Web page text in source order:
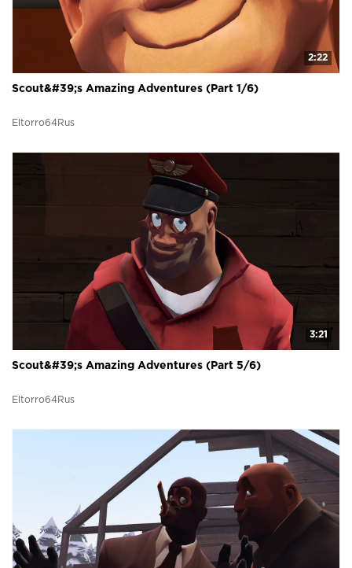
2:22
Scout&#39;s Amazing Adventures (Part 1/6)
Eltorro64Rus
3:21
Scout&#39;s Amazing Adventures (Part 5/6)
Eltorro64Rus